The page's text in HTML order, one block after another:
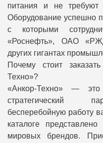
питания и не требуют
Оборудование успешно
с которыми
«Роснефть», ОАО
других гигантах
Почему стоит
Техно»?
«Анкор-Техно» —
стратегический
бесперебойную работу
каталоге
мировых брендов.